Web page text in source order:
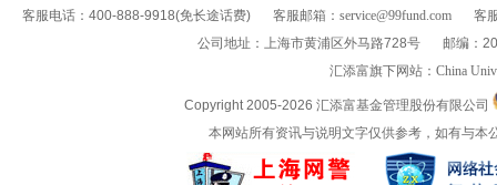
客服电话：400-888-9918(免长途话费)
客服邮箱： service@99fund.com
客
公司地址：上海市黄浦区外马路728号
邮编：
汇添富旗下网站： China
Copyright 2005-2026 汇添富基金管理股份有限公司
本网站所有资讯与说明文字仅供参考，如有与本